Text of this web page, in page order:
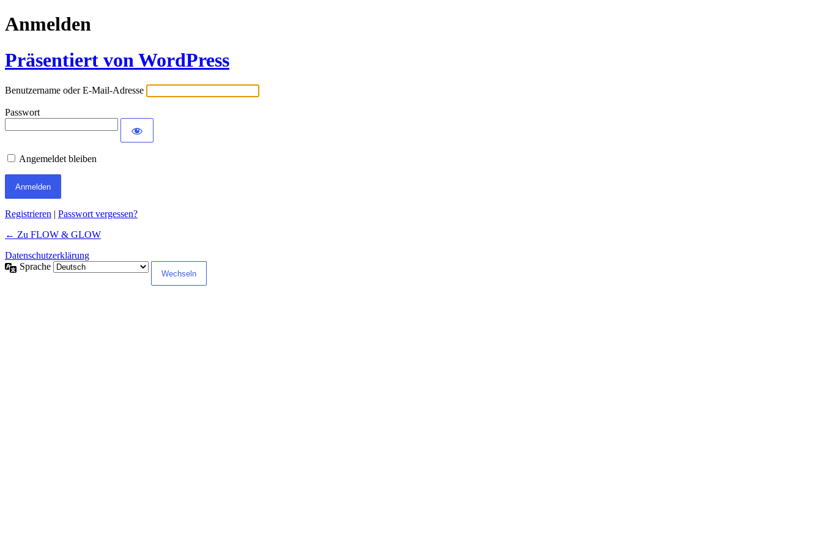
Anmelden
Präsentiert von WordPress
Benutzername oder E-Mail-Adresse
Passwort
Angemeldet bleiben
Alternative:
Registrieren | Passwort vergessen?
← Zu FLOW & GLOW
Datenschutzerklärung
Sprache